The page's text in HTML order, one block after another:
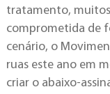
tratamento,
comprometida de
cenário, o
ruas este ano em
criar o abaixo-